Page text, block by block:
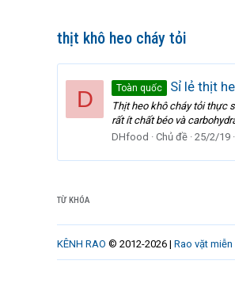
thịt khô heo cháy tỏi
D Toàn quốc Sỉ lẻ thịt
Thịt heo khô cháy tỏi thực
rất ít chất béo và
DHfood
Chủ đề 25/2/19
TỪ KHÓA
KÊNH RAO © 2012-2026 | Rao vặt